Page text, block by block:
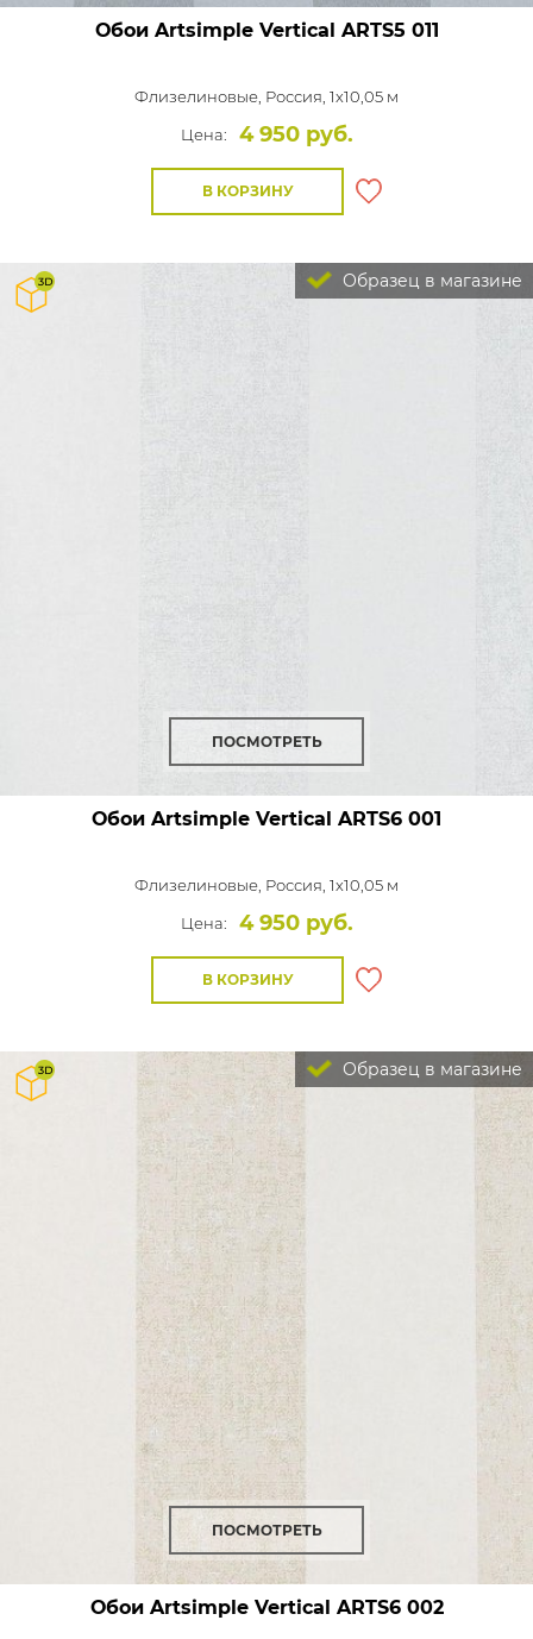
Обои Artsimple Vertical ARTS5 011
Флизелиновые, Россия, 1x10,05 м
Цена:
4 950 руб.
В КОРЗИНУ
Образец в магазине
ПОСМОТРЕТЬ
Обои Artsimple Vertical ARTS6 001
Флизелиновые, Россия, 1x10,05 м
Цена:
4 950 руб.
В КОРЗИНУ
Образец в магазине
ПОСМОТРЕТЬ
Обои Artsimple Vertical ARTS6 002